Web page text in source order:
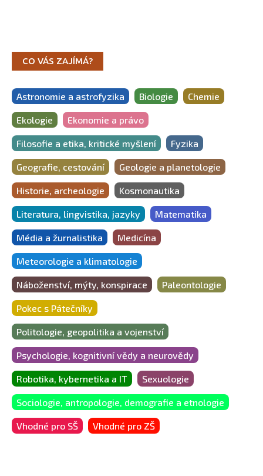
CO VÁS ZAJÍMÁ?
Astronomie a astrofyzika Biologie Chemie
Ekologie Ekonomie a právo
Filosofie a etika, kritické myšlení Fyzika
Geografie, cestování Geologie a planetologie
Historie, archeologie Kosmonautika
Literatura, lingvistika, jazyky Matematika
Média a žurnalistika Medicína
Meteorologie a klimatologie
Náboženství, mýty, konspirace Paleontologie
Pokec s Pátečníky
Politologie, geopolitika a vojenství
Psychologie, kognitivní vědy a neurovědy
Robotika, kybernetika a IT Sexuologie
Sociologie, antropologie, demografie a etnologie
Vhodné pro SŠ Vhodné pro ZŠ